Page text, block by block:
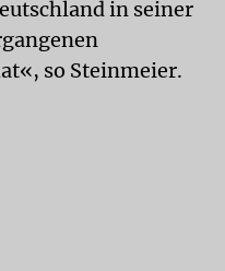
in seiner
so Steinmeier.